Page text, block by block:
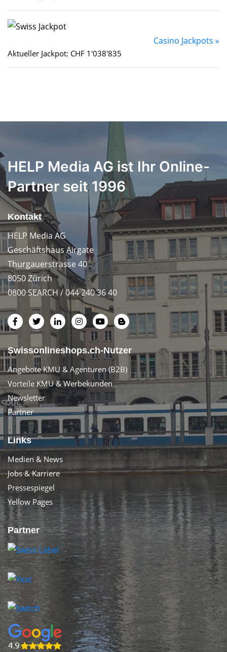
Casino Jackpots »
Aktueller Jackpot: CHF 1'038'835
HELP Media AG ist Ihr Online-
Partner seit 1996
Kontakt
HELP Media AG
Geschäftshaus Airgate
Thurgauerstrasse 40
8050 Zürich
0800 SEARCH / 044 240 36 40
Swissonlineshops.ch-Nutzer
Angebote KMU & Agenturen (B2B)
Vorteile KMU & Werbekunden
Newsletter
Partner
Links
Medien & News
Jobs & Karriere
Pressespiegel
Yellow Pages
Partner